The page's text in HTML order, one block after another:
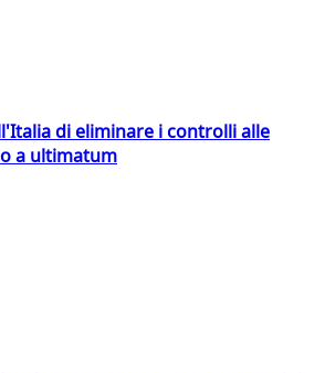
di eliminare i controlli alle
a ultimatum